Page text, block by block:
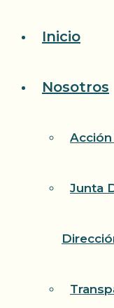
Inicio
Nosotros
Acción
Junta